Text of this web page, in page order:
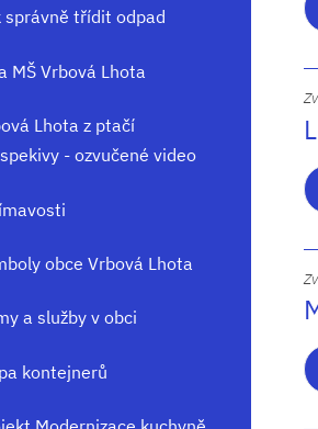
správně třídit odpad
MŠ Vrbová Lhota
Lhota z ptačí
- ozvučené video
obce Vrbová Lhota
a služby v obci
kontejnerů